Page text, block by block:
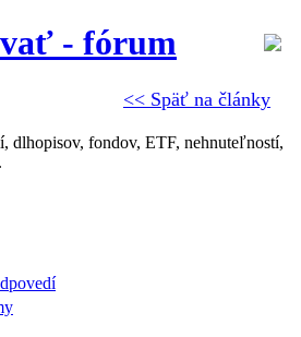
<< Späť na články
- fórum
dlhopisov, fondov, ETF, nehnuteľností,